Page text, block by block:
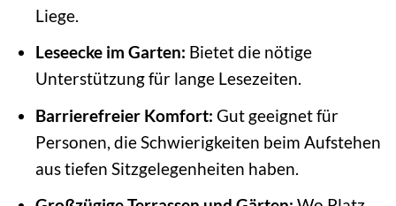
Liege.
Leseecke im Garten: Bietet die nötige
Unterstützung für lange Lesezeiten.
Barrierefreier Komfort: Gut geeignet für
Personen, die Schwierigkeiten beim Aufstehen
aus tiefen Sitzgelegenheiten haben.